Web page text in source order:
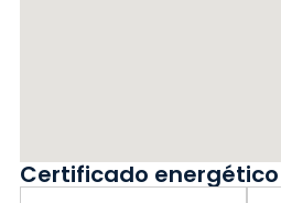
Certificado